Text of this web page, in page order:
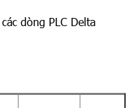
dòng PLC Delta